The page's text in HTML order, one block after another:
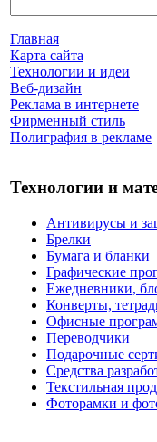
Главная
Карта сайта
Технологии и идеи
Веб-дизайн
Реклама в интернете
Фирменный стиль
Полиграфия в рекламе
Технологии и
Антивирусы и
Брелки
Бумага и бланки
Графические
Ежедневники,
Конверты,
Офисные
Переводчики
Подарочные
Средства
Текстильная
Фоторамки и